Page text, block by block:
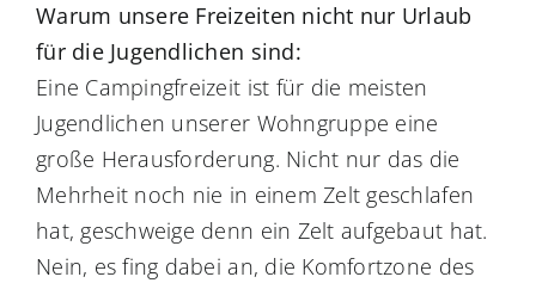
Warum unsere Freizeiten nicht nur Urlaub
für die Jugendlichen sind:
Eine Campingfreizeit ist für die meisten
Jugendlichen unserer Wohngruppe eine
große Herausforderung. Nicht nur das die
Mehrheit noch nie in einem Zelt geschlafen
hat, geschweige denn ein Zelt aufgebaut hat.
Nein, es fing dabei an, die Komfortzone des